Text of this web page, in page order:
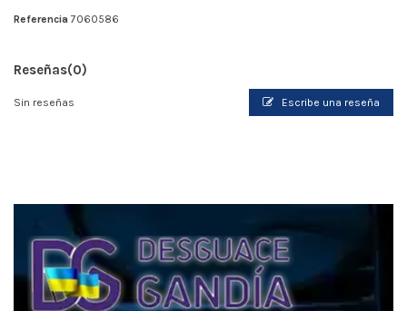
Referencia 7060586
Reseñas(0)
Sin reseñas Escribe una reseña